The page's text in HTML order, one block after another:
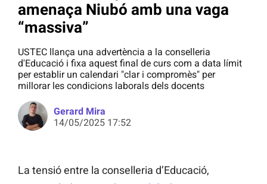
amenaça Niubó amb una vaga
“massiva”
USTEC llança una advertència a la conselleria
d'Educació i fixa aquest final de curs com a data límit
per establir un calendari "clar i compromès" per
millorar les condicions laborals dels docents
Gerard Mira
14/05/2025 17:52
La tensió entre la conselleria d’Educació,